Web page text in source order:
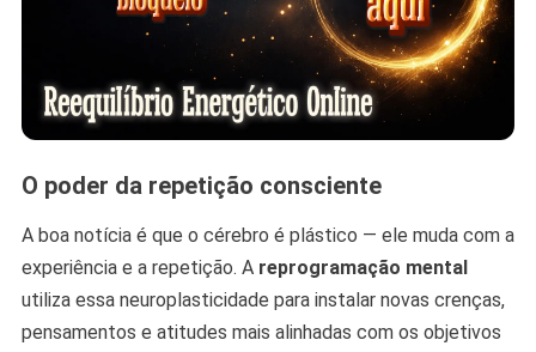
O poder da repetição consciente
A boa notícia é que o cérebro é plástico — ele muda com a
experiência e a repetição. A reprogramação mental
utiliza essa neuroplasticidade para instalar novas crenças,
pensamentos e atitudes mais alinhadas com os objetivos